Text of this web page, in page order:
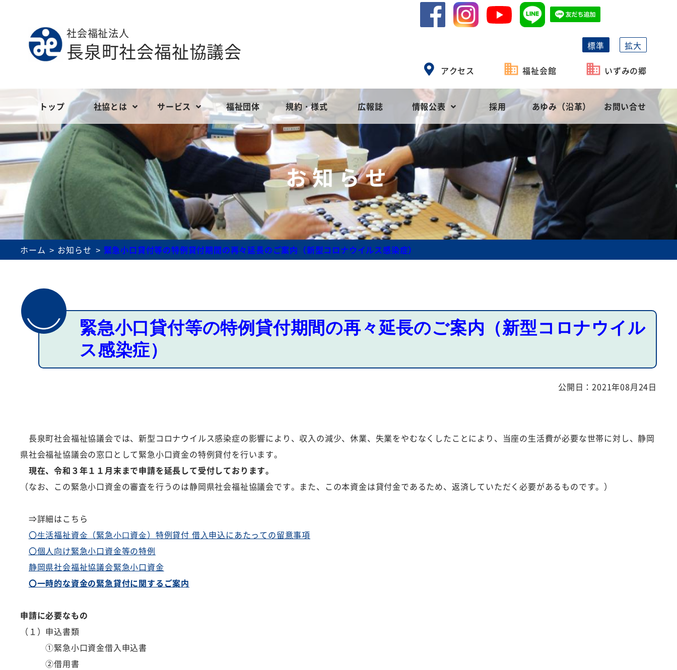
社会福祉法人
長泉町社会福祉協議会 標準 拡大
アクセス 福祉会館 いずみの郷
トップ 社協とは
ごあいさつ 社会福祉協議会とは 社会福祉協議会のめざすもの 社会福祉協議会の機能 長泉町社会福祉協議会の概要
長泉町社会福祉協議会の財政 地域福祉活動計画
サービス
地域福祉 ボランティア 高齢者福祉 障がい者福祉 相談・貸付
ご寄付・募金
福祉団体 規約・様式 広報誌 情報公表
定款等 現況報告 地域福祉活動計画 予算
苦情解決窓口設置事業 役員等名簿 社会福祉充実計画
理事会・評議員会議事録 介護事業所運営規程等
採用 あゆみ（沿革） お問い合せ
お知らせ
ホーム お知らせ 緊急小口貸付等の特例貸付期間の再々延長のご案内（新型コロナウイルス感染症）
緊急小口貸付等の特例貸付期間の再々延長のご案内（新型コロナウイル
ス感染症）
公開日：2021年08月24日
長泉町社会福祉協議会では、新型コロナウイルス感染症の影響により、収入の減少、休業、失業をやむなくしたことにより、当座の生活費が必要な世帯に対し、静岡
県社会福祉協議会の窓口として緊急小口資金の特例貸付を行います。
現在、令和３年１１月末まで申請を延長して受付しております。
（なお、この緊急小口資金の審査を行うのは静岡県社会福祉協議会です。また、この本資金は貸付金であるため、返済していただく必要があるものです。）
⇒詳細はこちら
〇⽣活福祉資⾦（緊急⼩⼝資⾦）特例貸付 借⼊申込にあたっての留意事項
〇個人向け緊急小口資金等の特例
静岡県社会福祉協議会緊急小口資金
〇一時的な資金の緊急貸付に関するご案内
申請に必要なもの
（１）申込書類
①緊急小口資金借入申込書
②借用書